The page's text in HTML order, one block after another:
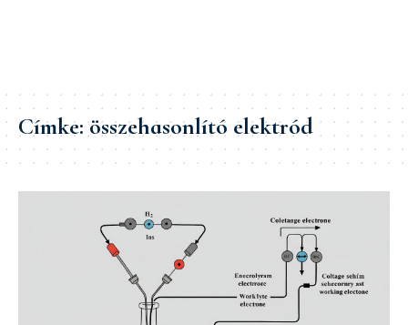
Címke:összehasonlító elektród